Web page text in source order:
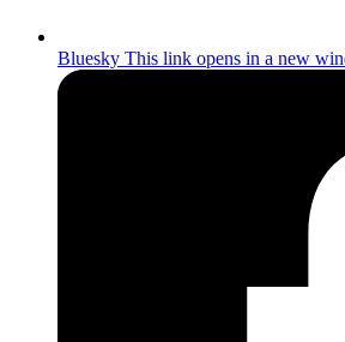
Bluesky This link opens in a new